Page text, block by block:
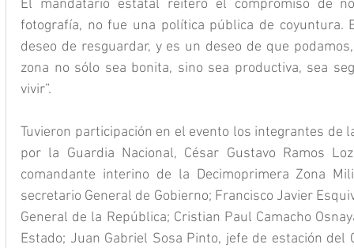
El mandatario estatal reiteró el compromiso de
fotografía, no fue una política pública de coyuntura.
deseo de resguardar, y es un deseo de que
zona no sólo sea bonita, sino sea productiva, sea
vivir”.
Tuvieron participación en el evento los integrantes de
por la Guardia Nacional, César Gustavo Ramos
comandante interino de la Decimoprimera Zona
secretario General de Gobierno; Francisco Javier
General de la República; Cristian Paul Camacho
Estado; Juan Gabriel Sosa Pinto, jefe de estación del